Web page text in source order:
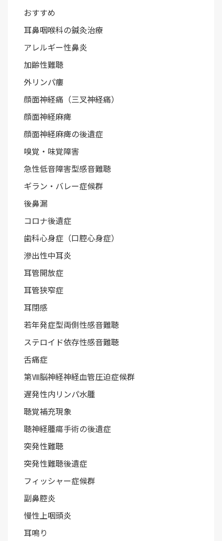
おすすめ
耳鼻咽喉科の鍼灸治療
アレルギー性鼻炎
加齢性難聴
外リンパ瘻
顔面神経痛（三叉神経痛）
顔面神経麻痺
顔面神経麻痺の後遺症
嗅覚・味覚障害
急性低音障害型感音難聴
ギラン・バレー症候群
後鼻漏
コロナ後遺症
歯科心身症（口腔心身症）
滲出性中耳炎
耳管開放症
耳管狭窄症
耳閉感
若年発症型両側性感音難聴
ステロイド依存性感音難聴
舌痛症
第Ⅷ脳神経神経血管圧迫症候群
遅発性内リンパ水腫
聴覚補充現象
聴神経腫瘍手術の後遺症
突発性難聴
突発性難聴後遺症
フィッシャー症候群
副鼻腔炎
慢性上咽頭炎
耳鳴り